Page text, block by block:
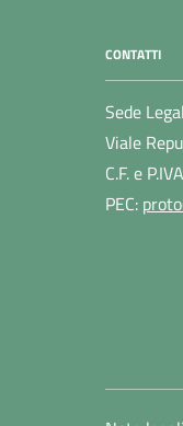
CONTATTI
Sede
Viale
C.F. e
PEC: